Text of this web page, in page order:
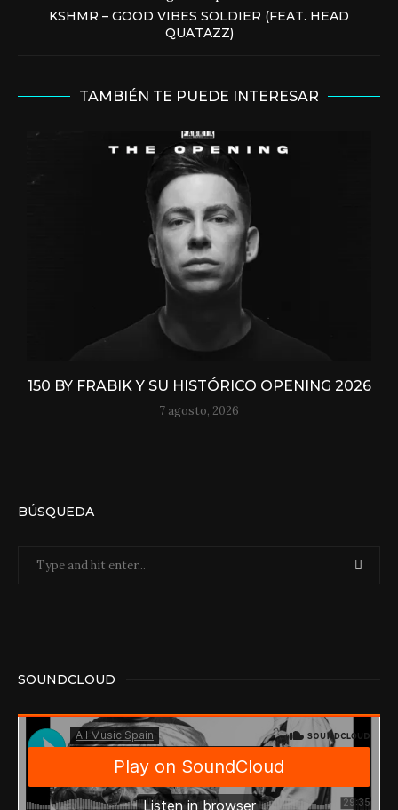
KSHMR – GOOD VIBES SOLDIER (FEAT. HEAD
QUATAZZ)
TAMBIÉN TE PUEDE INTERESAR
150 BY FRABIK Y SU HISTÓRICO OPENING 2026
7 agosto, 2026
BÚSQUEDA
SOUNDCLOUD